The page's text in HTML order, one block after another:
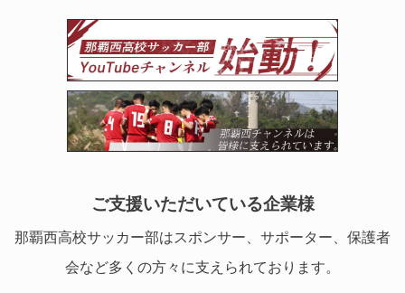
ご支援いただいている企業様
那覇西高校サッカー部はスポンサー、サポーター、保護者
会など多くの方々に支えられております。